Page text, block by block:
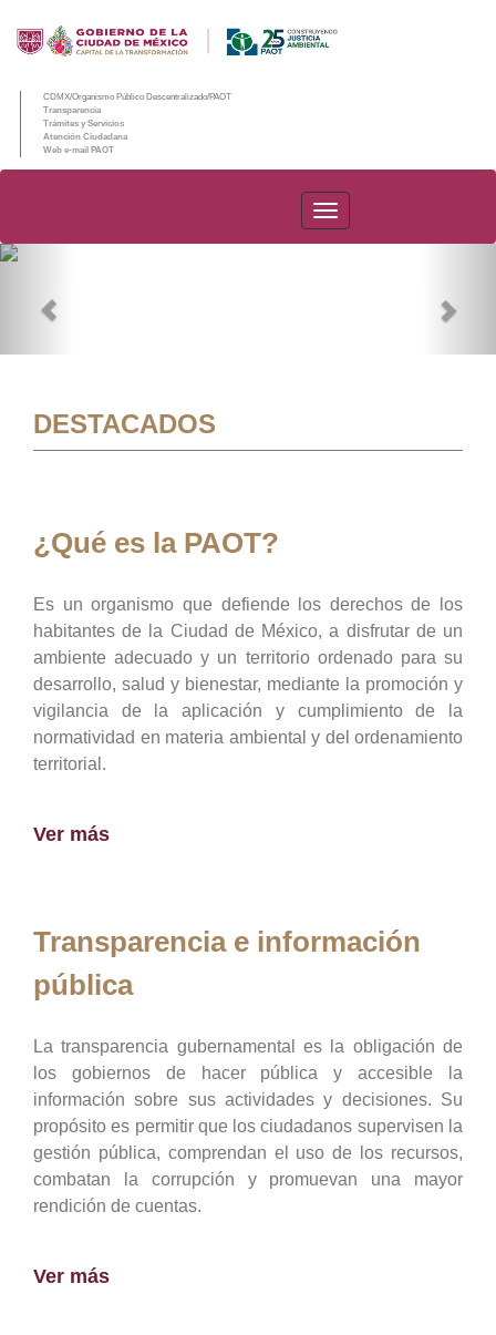
CDMX/Organismo Público Descentralizado/PAOT
Transparencia
Trámites y Servicios
Atención Ciudadana
Web e-mail PAOT
PAOT
DESTACADOS
¿Qué es la PAOT?
Es un organismo que defiende los derechos de los
habitantes de la Ciudad de México, a disfrutar de un
ambiente adecuado y un territorio ordenado para su
desarrollo, salud y bienestar, mediante la promoción y
vigilancia de la aplicación y cumplimiento de la
normatividad en materia ambiental y del ordenamiento
territorial.
Ver más
Transparencia e información
pública
La transparencia gubernamental es la obligación de
los gobiernos de hacer pública y accesible la
información sobre sus actividades y decisiones. Su
propósito es permitir que los ciudadanos supervisen la
gestión pública, comprendan el uso de los recursos,
combatan la corrupción y promuevan una mayor
rendición de cuentas.
Ver más